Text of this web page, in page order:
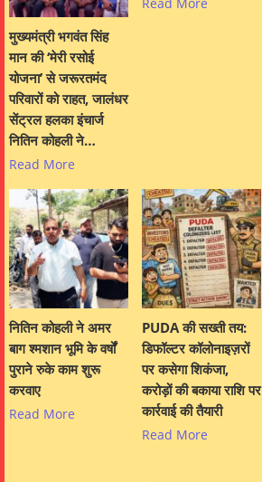
मुख्यमंत्री भगवंत सिंह
मान की ‘मेरी रसोई
योजना’ से जरूरतमंद
परिवारों को राहत, जालंधर
सेंट्रल हलका इंचार्ज
नितिन कोहली ने…
Read More
नितिन कोहली ने अमर
बाग श्मशान भूमि के वर्षों
पुराने रुके काम शुरू
करवाए
Read More
PUDA की सख्ती तय:
डिफॉल्टर कॉलोनाइज़रों
पर कसेगा शिकंजा,
करोड़ों की बकाया राशि पर
कार्रवाई की तैयारी
Read More